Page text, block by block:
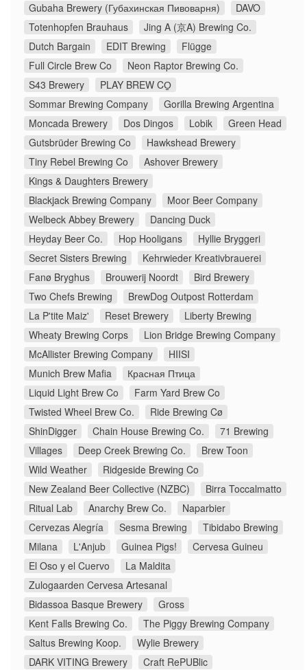
Gubaha Brewery (Губахинская Пивоварня)
DAVO
Totenhopfen Brauhaus
Jing A (京A) Brewing Co.
Dutch Bargain
EDIT Brewing
Flügge
Full Circle Brew Co
Neon Raptor Brewing Co.
S43 Brewery
PLAY BREW CO̠
Sommar Brewing Company
Gorilla Brewing Argentina
Moncada Brewery
Dos Dingos Lobik
Green Head
Gutsbrüder Brewing Co
Hawkshead Brewery
Tiny Rebel Brewing Co
Ashover Brewery
Kings & Daughters Brewery
Blackjack Brewing Company
Moor Beer Company
Welbeck Abbey Brewery
Dancing Duck
Heyday Beer Co.
Hop Hooligans
Hyllie Bryggeri
Secret Sisters Brewing
Kehrwieder Kreativbrauerei
Fanø Bryghus
Brouwerij Noordt
Bird Brewery
Two Chefs Brewing
BrewDog Outpost Rotterdam
La P'tite Maiz'
Reset Brewery
Liberty Brewing
Wheaty Brewing Corps
Lion Bridge Brewing Company
McAllister Brewing Company
HIISI
Munich Brew Mafia
Красная Птица
Liquid Light Brew Co
Farm Yard Brew Co
Twisted Wheel Brew Co.
Ride Brewing Cø
ShinDigger
Chain House Brewing Co.
71 Brewing
Villages
Deep Creek Brewing Co.
Brew Toon
Wild Weather
Ridgeside Brewing Co
New Zealand Beer Collective (NZBC)
Birra Toccalmatto
Ritual Lab
Anarchy Brew Co.
Naparbier
Cervezas Alegría
Sesma Brewing
Tibidabo Brewing
Milana
L'Anjub Guinea Pigs!
Cervesa Guineu
El Oso y el Cuervo
La Maldita
Zulogaarden Cervesa Artesanal
Bidassoa Basque Brewery
Gross
Kent Falls Brewing Co.
The Piggy Brewing Company
Saltus Brewing Koop.
Wylie Brewery
DARK VITING Brewery
Craft RePUBlic